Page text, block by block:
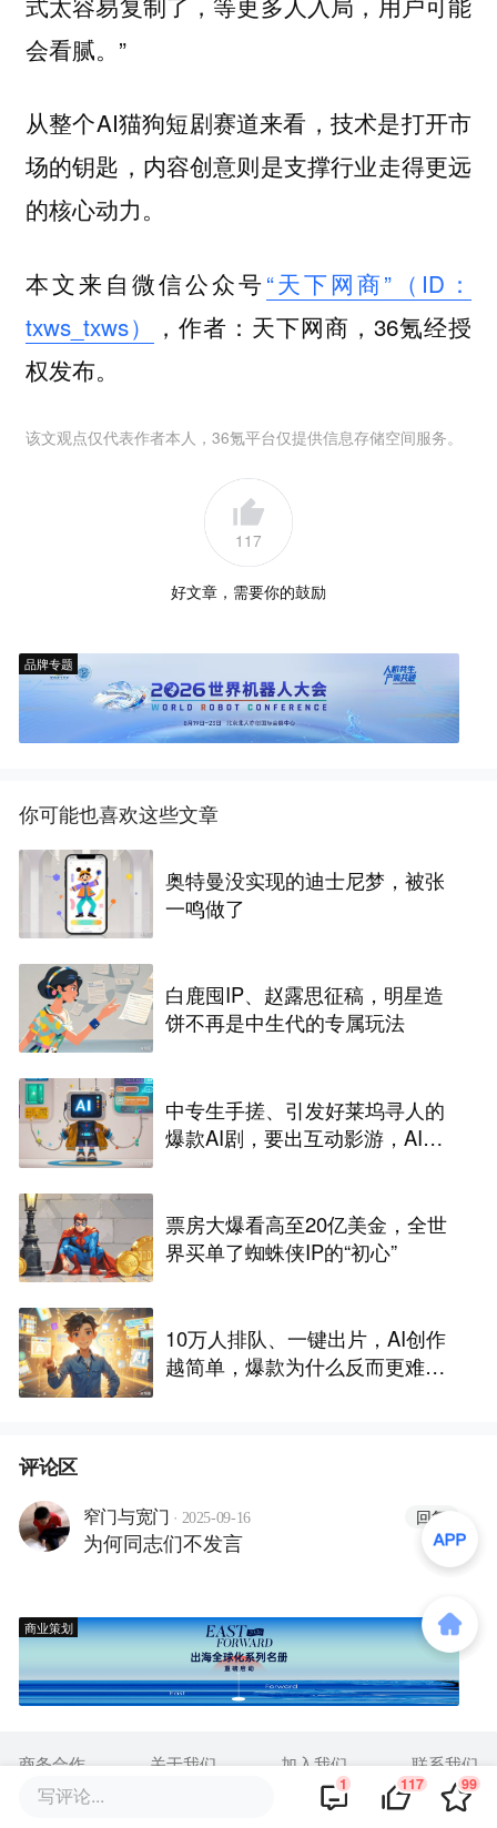
会看腻。”
从整个AI猫狗短剧赛道来看，技术是打开市
场的钥匙，内容创意则是支撑行业走得更远
的核心动力。
本文来自微信公众号“天下网商”（ID：
txws_txws）
，作者：天下网商，36氪经授
权发布。
该文观点仅代表作者本人，36氪平台仅提供信息存储空间服务。
117
好文章，需要你的鼓励
品牌专题
你可能也喜欢这些文章
奥特曼没实现的迪士尼梦，被张
一鸣做了
白鹿囤IP、赵露思征稿，明星造
饼不再是中生代的专属玩法
中专生手搓、引发好莱坞寻人的
爆款AI剧，要出互动影游，AI剧
票房大爆看高至20亿美金，全世
界买单了蜘蛛侠IP的“初心”
10万人排队、一键出片，AI创作
越简单，爆款为什么反而更难做
评论区
窄门与宽门 · 2025-09-16 回复
为何同志们不发言
商业策划
写评论... 1 117 99
商务合作 关于我们 加入我们
联系我们
城市加盟
我要入驻 投资者关系